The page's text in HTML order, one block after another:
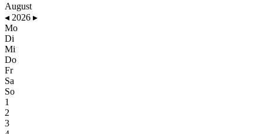
August
◂ 2026 ▸
Mo
Di
Mi
Do
Fr
Sa
So
1
2
3